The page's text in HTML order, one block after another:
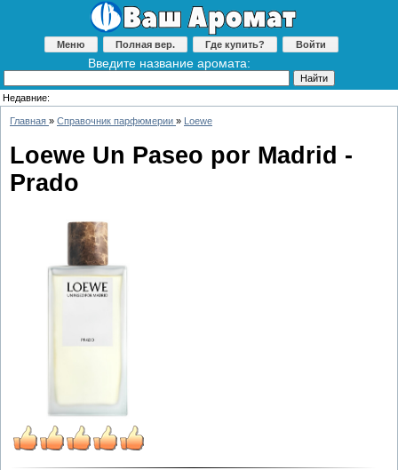
Меню Полная вер. Где купить? Войти
Введите название аромата:
Недавние:
Главная » Справочник парфюмерии » Loewe
Loewe Un Paseo por Madrid -
Prado